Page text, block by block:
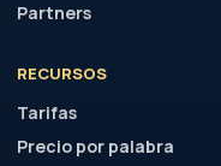
Partners
RECURSOS
Tarifas
Precio por palabra